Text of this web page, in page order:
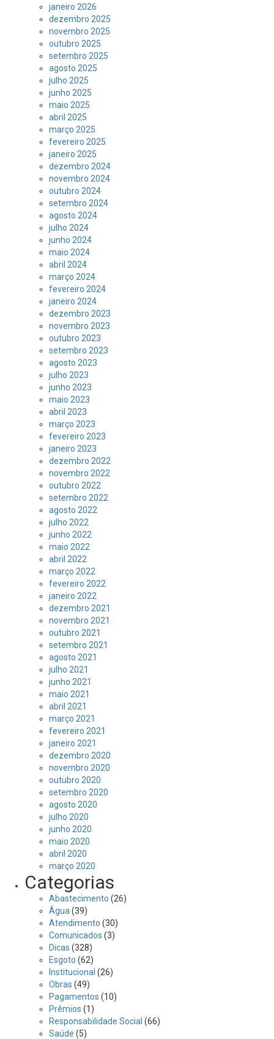
janeiro 2026
dezembro 2025
novembro 2025
outubro 2025
setembro 2025
agosto 2025
julho 2025
junho 2025
maio 2025
abril 2025
março 2025
fevereiro 2025
janeiro 2025
dezembro 2024
novembro 2024
outubro 2024
setembro 2024
agosto 2024
julho 2024
junho 2024
maio 2024
abril 2024
março 2024
fevereiro 2024
janeiro 2024
dezembro 2023
novembro 2023
outubro 2023
setembro 2023
agosto 2023
julho 2023
junho 2023
maio 2023
abril 2023
março 2023
fevereiro 2023
janeiro 2023
dezembro 2022
novembro 2022
outubro 2022
setembro 2022
agosto 2022
julho 2022
junho 2022
maio 2022
abril 2022
março 2022
fevereiro 2022
janeiro 2022
dezembro 2021
novembro 2021
outubro 2021
setembro 2021
agosto 2021
julho 2021
junho 2021
maio 2021
abril 2021
março 2021
fevereiro 2021
janeiro 2021
dezembro 2020
novembro 2020
outubro 2020
setembro 2020
agosto 2020
julho 2020
junho 2020
maio 2020
abril 2020
março 2020
Categorias
Abastecimento (26)
Água (39)
Atendimento (30)
Comunicados (3)
Dicas (328)
Esgoto (62)
Institucional (26)
Obras (49)
Pagamentos (10)
Prêmios (1)
Responsabilidade Social (66)
Saúde (5)